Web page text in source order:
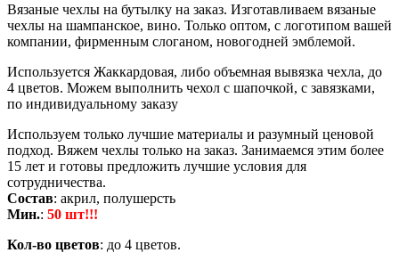
Вязаные чехлы на бутылку на заказ. Изготавливаем вязаные
чехлы на шампанское, вино. Только оптом, с логотипом вашей
компании, фирменным слоганом, новогодней эмблемой.
Используется Жаккардовая, либо объемная вывязка чехла, до
4 цветов. Можем выполнить чехол с шапочкой, с завязками,
по индивидуальному заказу
Используем только лучшие материалы и разумный ценовой
подход. Вяжем чехлы только на заказ. Занимаемся этим более
15 лет и готовы предложить лучшие условия для
сотрудничества.
Состав: акрил, полушерсть
Мин.: 50 шт!!!
Кол-во цветов: до 4 цветов.